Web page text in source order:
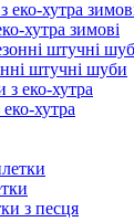
хутра зимові
штучні шуби
хутра